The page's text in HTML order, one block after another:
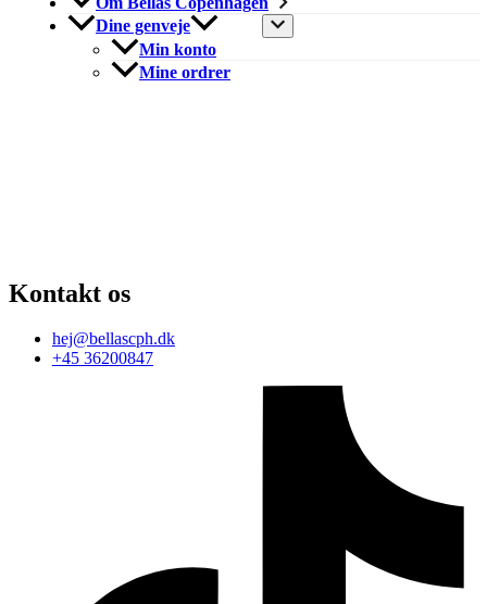
Dine genveje
Min konto
Mine ordrer
Kontakt os
hej@bellascph.dk
+45 36200847